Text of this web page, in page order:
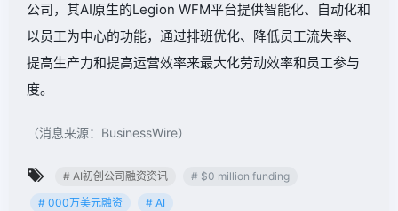
公司，其AI原生的Legion WFM平台提供智能化、自动化和
以员工为中心的功能，通过排班优化、降低员工流失率、
提高生产力和提高运营效率来最大化劳动效率和员工参与
度。
（消息来源：BusinessWire）
# AI初创公司融资资讯
# $0 million funding
# 000万美元融资
# AI